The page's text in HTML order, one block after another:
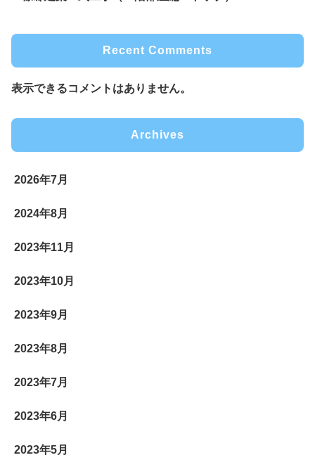
Recent Comments
表示できるコメントはありません。
Archives
2026年7月
2024年8月
2023年11月
2023年10月
2023年9月
2023年8月
2023年7月
2023年6月
2023年5月